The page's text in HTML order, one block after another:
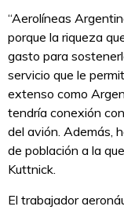
“Aerolíneas
porque la riqueza
gasto para
servicio que le
extenso como
tendría conexión
del avión. Además,
de población a la
Kuttnick.
El trabajador